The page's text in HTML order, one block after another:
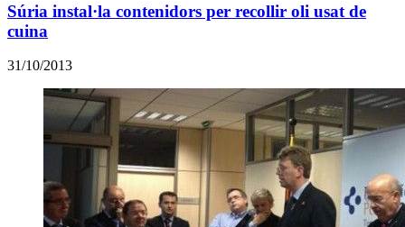
Súria instal·la contenidors per recollir oli usat de
cuina
31/10/2013